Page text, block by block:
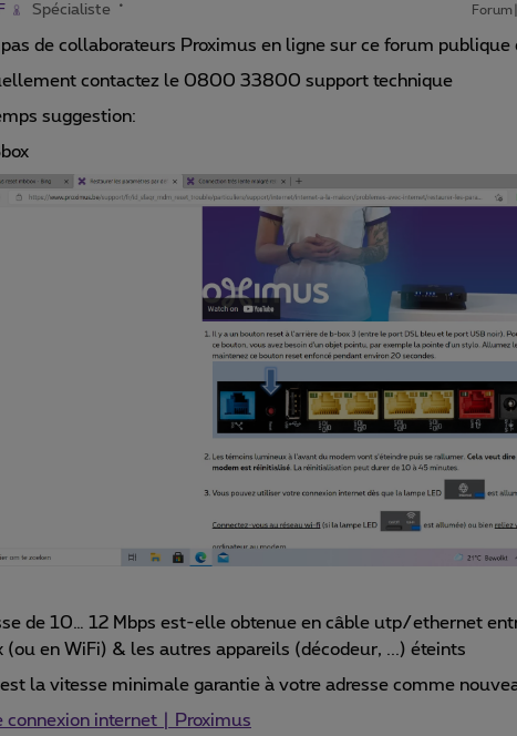
Spécialiste
pas de collaborateurs Proximus en ligne sur ce forum publique
contactez le 0800 33800 support technique
suggestion:
de 10… 12 Mbps est-elle obtenue en câble utp/ethernet
(ou en WiFi) & les autres appareils (décodeur, ...) éteints
la vitesse minimale garantie à votre adresse comme
connexion internet | Proximus